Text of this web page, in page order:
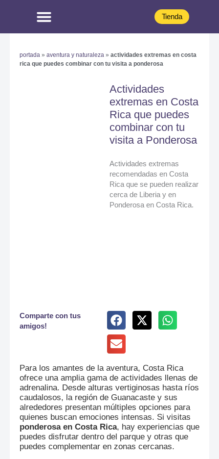
al
Tienda
portada » aventura y naturaleza » actividades extremas en costa
rica que puedes combinar con tu visita a ponderosa
Actividades
extremas en Costa
Rica que puedes
combinar con tu
visita a Ponderosa
Actividades extremas
recomendadas en Costa
Rica que se pueden realizar
cerca de Liberia y en
Ponderosa en Costa Rica.
Comparte con tus
amigos!
Para los amantes de la aventura, Costa Rica
ofrece una amplia gama de actividades llenas de
adrenalina. Desde alturas vertiginosas hasta ríos
caudalosos, la región de Guanacaste y sus
alrededores presentan múltiples opciones para
quienes buscan emociones intensas. Si visitas
ponderosa en Costa Rica, hay experiencias que
puedes disfrutar dentro del parque y otras que
puedes complementar en zonas cercanas.